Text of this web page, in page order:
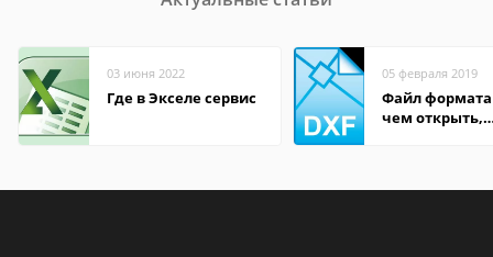
03 июня 2022
Где в Экселе сервис
05 февраля 2019
Файл формата
чем открыть,